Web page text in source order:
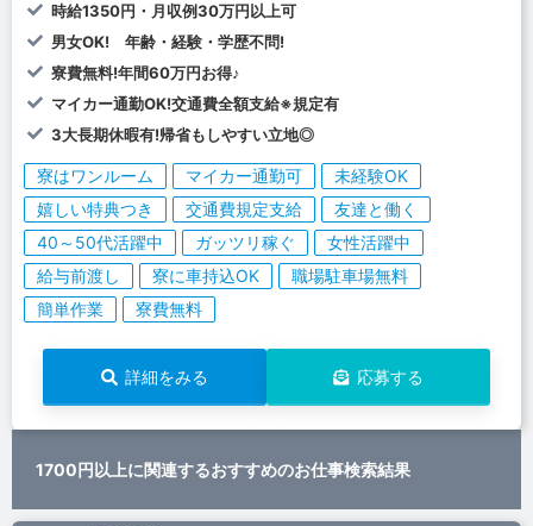
時給1350円・月収例30万円以上可
男女OK! 年齢・経験・学歴不問!
寮費無料!年間60万円お得♪
マイカー通勤OK!交通費全額支給※規定有
3大長期休暇有!帰省もしやすい立地◎
寮はワンルーム マイカー通勤可
未経験OK
嬉しい特典つき
交通費規定支給
友達と働く
40～50代活躍中
ガッツリ稼ぐ
女性活躍中
給与前渡し
寮に車持込OK
職場駐車場無料
簡単作業
寮費無料
詳細をみる 応募する
1700円以上に関連するおすすめのお仕事検索結果